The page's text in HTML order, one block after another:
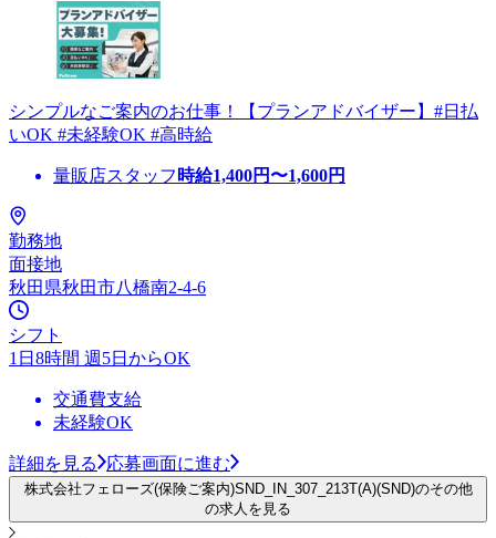
シンプルなご案内のお仕事！【プランアドバイザー】#日払
いOK #未経験OK #高時給
量販店スタッフ 時給1,400円〜1,600円
勤務地
面接地
秋田県秋田市八橋南2-4-6
シフト
1日8時間 週5日からOK
交通費支給
未経験OK
詳細を見る 応募画面に進む
株式会社フェローズ(保険ご案内)SND_IN_307_213T(A)(SND)のその他
の求人を見る